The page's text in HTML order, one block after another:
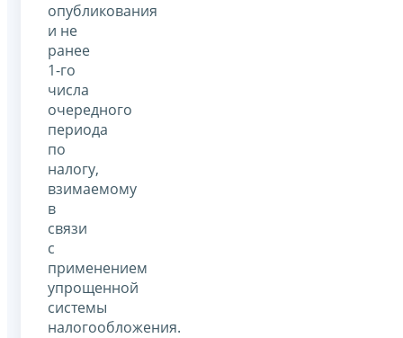
опубликования
и не
ранее
1-го
числа
очередного
периода
по
налогу,
взимаемому
в
связи
с
применением
упрощенной
системы
налогообложения.